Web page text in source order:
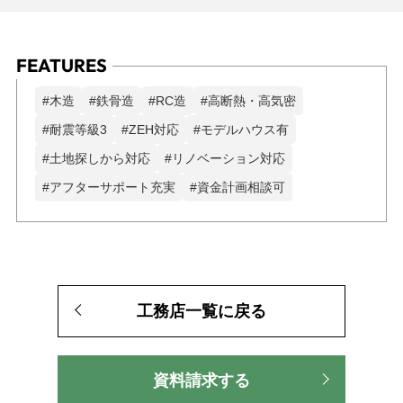
FEATURES
#木造 #鉄骨造 #RC造
#高断熱・高気密
#耐震等級3
#ZEH対応
#モデルハウス有
#土地探しから対応
#リノベーション対応
#アフターサポート充実
#資金計画相談可
工務店一覧に戻る
資料請求する